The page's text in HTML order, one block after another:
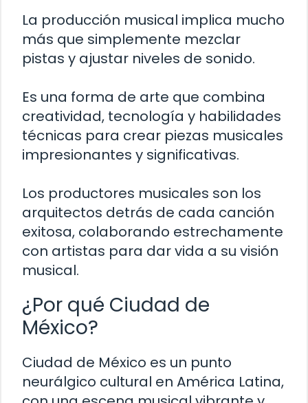
La producción musical implica mucho
más que simplemente mezclar
pistas y ajustar niveles de sonido.
Es una forma de arte que combina
creatividad, tecnología y habilidades
técnicas para crear piezas musicales
impresionantes y significativas.
Los productores musicales son los
arquitectos detrás de cada canción
exitosa, colaborando estrechamente
con artistas para dar vida a su visión
musical.
¿Por qué Ciudad de
México?
Ciudad de México es un punto
neurálgico cultural en América Latina,